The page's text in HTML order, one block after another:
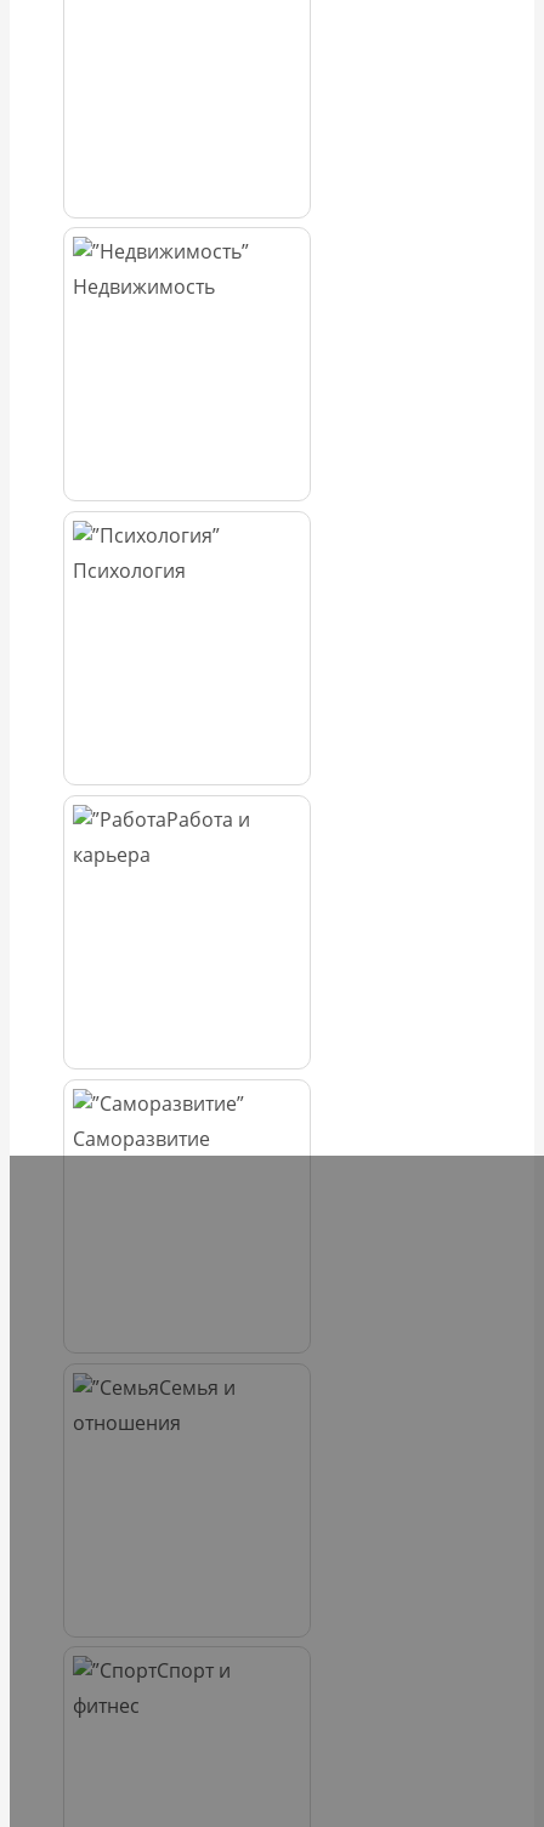
Недвижимость
Психология
Работа и
карьера
Саморазвитие
Семья и
отношения
Спорт и
фитнес